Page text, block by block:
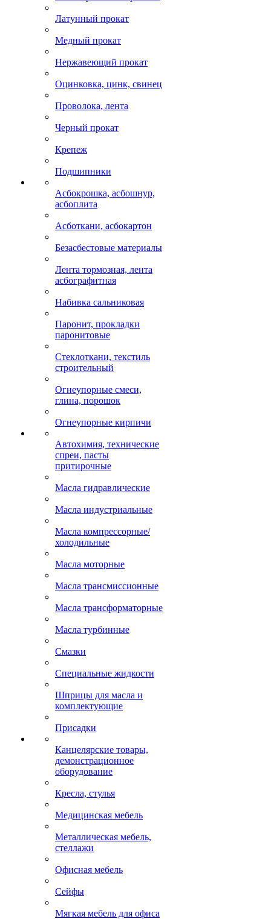
Латунный прокат
Медный прокат
Нержавеющий прокат
Оцинковка, цинк, свинец
Проволока, лента
Черный прокат
Крепеж
Подшипники
Асбокрошка, асбошнур,
асбоплита
Асботкани, асбокартон
Безасбестовые материалы
Лента тормозная, лента
асбографитная
Набивка сальниковая
Паронит, прокладки
паронитовые
Стеклоткани, текстиль
строительный
Огнеупорные смеси,
глина, порошок
Огнеупорные кирпичи
Автохимия, технические
спреи, пасты
притирочные
Масла гидравлические
Масла индустриальные
Масла компрессорные/
холодильные
Масла моторные
Масла трансмиссионные
Масла трансформаторные
Масла турбинные
Смазки
Специальные жидкости
Шприцы для масла и
комплектующие
Присадки
Канцелярские товары,
демонстрационное
оборудование
Кресла, стулья
Медицинская мебель
Металлическая мебель,
стеллажи
Офисная мебель
Сейфы
Мягкая мебель для офиса